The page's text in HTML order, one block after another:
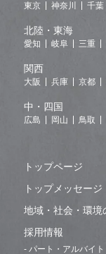
トップページ
トップメッセージ
地域・社会・環境
採用情報
- パート・アルバイト
東京 神奈川 千葉
北陸・東海
愛知 岐阜 三重
関西
大阪 兵庫 京都
中・四国
広島 岡山 鳥取